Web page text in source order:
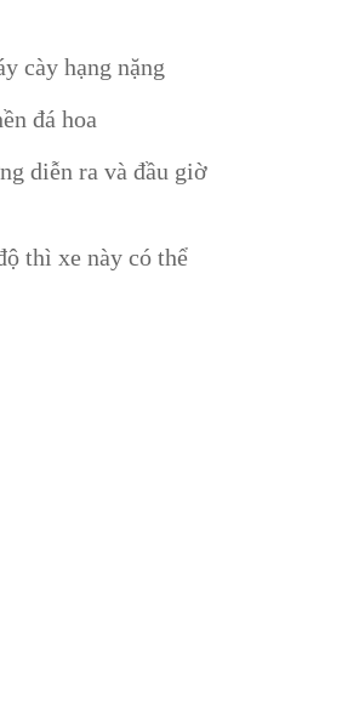
cày hạng nặng
đá hoa
diễn ra và đầu giờ
thì xe này có thể